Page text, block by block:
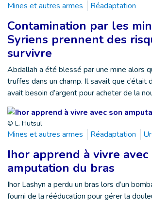
Mines et autres armes Réadaptation
Contamination par les
Syriens prennent des
survivre
Abdallah a été blessé par une mine alors
truffes dans un champ. Il savait que c’était
avait besoin d’argent pour acheter de la
© L. Hutsul
Mines et autres armes Réadaptation
Ihor apprend à vivre avec
amputation du bras
Ihor Lashyn a perdu un bras lors d’un
fourni de la rééducation pour gérer la